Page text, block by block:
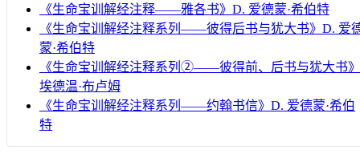
《生命宝训解经注释——雅各书》D. 爱德蒙·希伯特
《生命宝训解经注释系列——彼得后书与犹大书》D. 爱
蒙·希伯特
《生命宝训解经注释系列②——彼得前、后书与犹大书》
埃德温·布卢姆
《生命宝训解经注释系列——约翰书信》D. 爱德蒙·希伯
特